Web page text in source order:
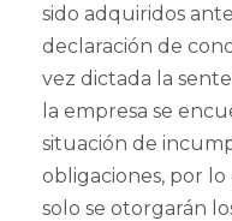
sido adquiridos
declaración de
vez dictada la
la empresa se
situación de
obligaciones, por
solo se otorgarán